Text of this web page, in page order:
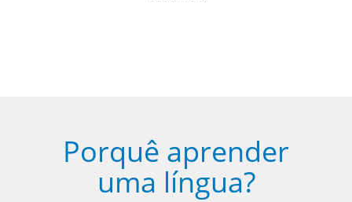
Porquê aprender
uma língua?